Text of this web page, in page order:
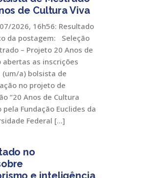
de Cultura Viva
2026, 16h56: Resultado
da postagem: Seleção
– Projeto 20 Anos de
as inscrições
(um/a) bolsista de
no projeto de
“20 Anos de Cultura
pela Fundação Euclides da
Federal […]
no